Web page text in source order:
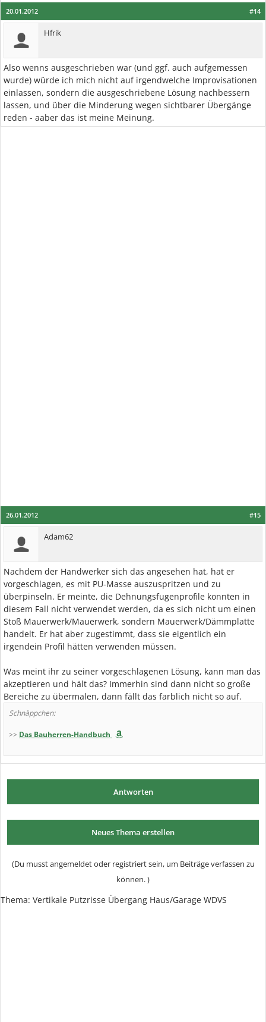
#14
20.01.2012
Hfrik
Also wenns ausgeschrieben war (und ggf. auch aufgemessen
wurde) würde ich mich nicht auf irgendwelche Improvisationen
einlassen, sondern die ausgeschriebene Lösung nachbessern
lassen, und über die Minderung wegen sichtbarer Übergänge
reden - aaber das ist meine Meinung.
#15
26.01.2012
Adam62
Nachdem der Handwerker sich das angesehen hat, hat er
vorgeschlagen, es mit PU-Masse auszuspritzen und zu
überpinseln. Er meinte, die Dehnungsfugenprofile konnten in
diesem Fall nicht verwendet werden, da es sich nicht um einen
Stoß Mauerwerk/Mauerwerk, sondern Mauerwerk/Dämmplatte
handelt. Er hat aber zugestimmt, dass sie eigentlich ein
irgendein Profil hätten verwenden müssen.
Was meint ihr zu seiner vorgeschlagenen Lösung, kann man das
akzeptieren und hält das? Immerhin sind dann nicht so große
Bereiche zu übermalen, dann fällt das farblich nicht so auf.
Schnäppchen:
>> Das Bauherren-Handbuch
Antworten
Neues Thema erstellen
(Du musst angemeldet oder registriert sein, um Beiträge verfassen zu
können. )
Thema: Vertikale Putzrisse Übergang Haus/Garage WDVS